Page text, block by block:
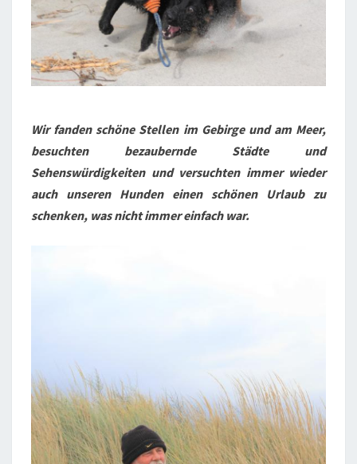
Wir fanden schöne Stellen im Gebirge und am Meer,
besuchten bezaubernde Städte und
Sehenswürdigkeiten und versuchten immer wieder
auch unseren Hunden einen schönen Urlaub zu
schenken, was nicht immer einfach war.